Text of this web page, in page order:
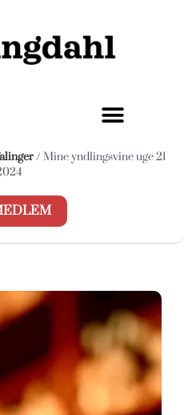
/ Mine yndlingsvine uge 21